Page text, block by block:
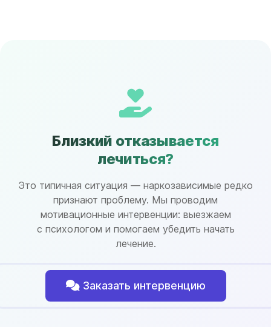
Близкий отказывается
лечиться?
Это типичная ситуация — наркозависимые редко
признают проблему. Мы проводим
мотивационные интервенции: выезжаем
с психологом и помогаем убедить начать
лечение.
Заказать интервенцию